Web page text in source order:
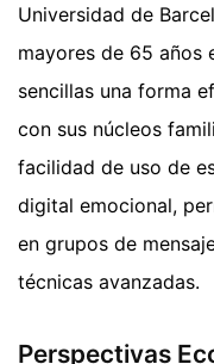
Universidad de
mayores de 65 años
sencillas una forma
con sus núcleos
facilidad de uso de
digital emocional,
en grupos de
técnicas avanzadas.
Perspectivas